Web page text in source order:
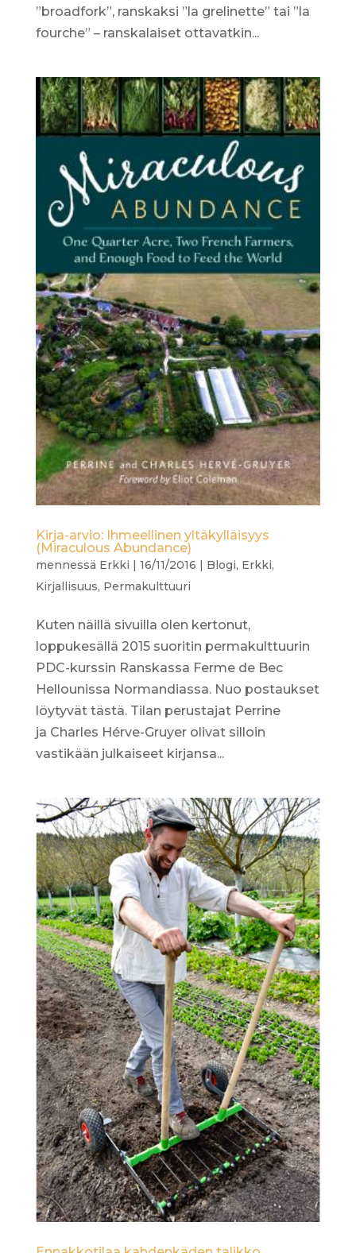
”broadfork”, ranskaksi ”la grelinette” tai ”la
fourche” – ranskalaiset ottavatkin...
Kirja-arvio: Ihmeellinen yltäkylläisyys
(Miraculous Abundance)
mennessä Erkki | 16/11/2016 | Blogi, Erkki,
Kirjallisuus, Permakulttuuri
Kuten näillä sivuilla olen kertonut,
loppukesällä 2015 suoritin permakulttuurin
PDC-kurssin Ranskassa Ferme de Bec
Hellounissa Normandiassa. Nuo postaukset
löytyvät tästä. Tilan perustajat Perrine
ja Charles Hérve-Gruyer olivat silloin
vastikään julkaiseet kirjansa...